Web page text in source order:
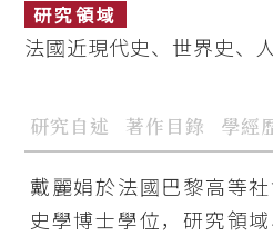
研究領域
法國近現代史、世界史、
研究自述 著作目錄 學經
戴麗娟於法國巴黎高等
史學博士學位，研究領